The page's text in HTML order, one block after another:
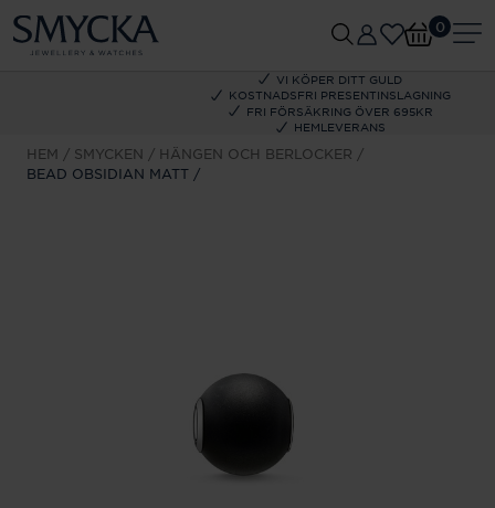
VI KÖPER DITT GULD
KOSTNADSFRI PRESENTINSLAGNING
FRI FÖRSÄKRING ÖVER 695KR
HEMLEVERANS
0
HEM SMYCKEN
HÄNGEN OCH BERLOCKER
BEAD OBSIDIAN MATT